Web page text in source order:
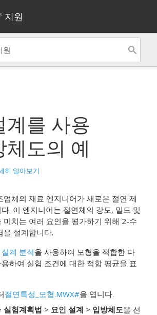
지원
계를 사용
체도의 예
히 알아보기
업체의 재료 엔지니어가 새로운 절연 제
. 이 엔지니어는 절연체의 강도, 밀도 및
미치는 여러 요인을 평가하기 위해 2-수
을 설계합니다.
계 분석을 사용하여 모형을 적합한 다
하여 실험 조건에 대한 적합 평균을 표
절연특성_모형.MWX#을 엽니다.
실험계획법 > 요인 설계 > 입방체도을 선